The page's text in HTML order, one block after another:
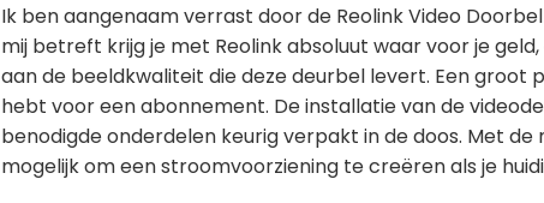
Ik ben aangenaam verrast door de Reolink Video
mij betreft krijg je met Reolink absoluut waar voor je
aan de beeldkwaliteit die deze deurbel levert. Een groot
hebt voor een abonnement. De installatie van de
benodigde onderdelen keurig verpakt in de doos. Met
mogelijk om een stroomvoorziening te creëren als je